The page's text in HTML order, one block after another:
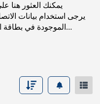
يمكنك العثور هنا
الموجودة في بطاقة